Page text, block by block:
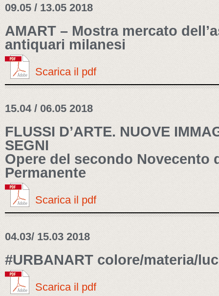
09.05 / 13.05 2018
AMART – Mostra mercato
antiquari milanesi
Scarica il pdf
15.04 / 06.05 2018
FLUSSI D’ARTE. NUOVE
SEGNI
Opere del secondo Novecento
Permanente
Scarica il pdf
04.03/ 15.03 2018
#URBANART colore/materia/
Scarica il pdf